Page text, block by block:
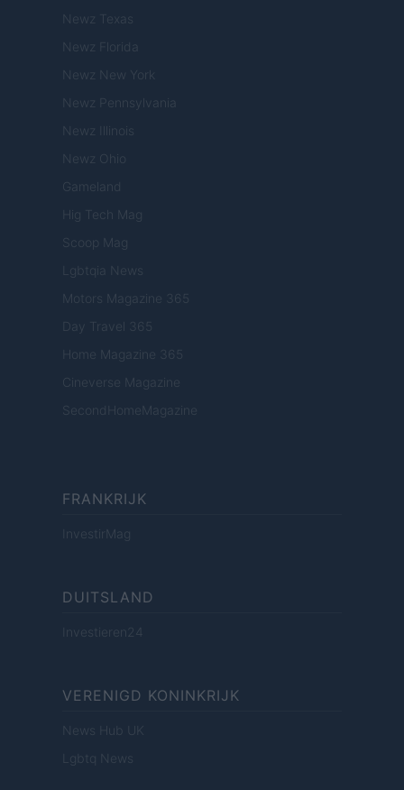
Newz Texas
Newz Florida
Newz New York
Newz Pennsylvania
Newz Illinois
Newz Ohio
Gameland
Hig Tech Mag
Scoop Mag
Lgbtqia News
Motors Magazine 365
Day Travel 365
Home Magazine 365
Cineverse Magazine
SecondHomeMagazine
FRANKRIJK
InvestirMag
DUITSLAND
Investieren24
VERENIGD KONINKRIJK
News Hub UK
Lgbtq News